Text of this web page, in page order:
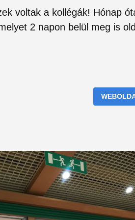
voltak a kollégák! Hónap
2 napon belül meg is